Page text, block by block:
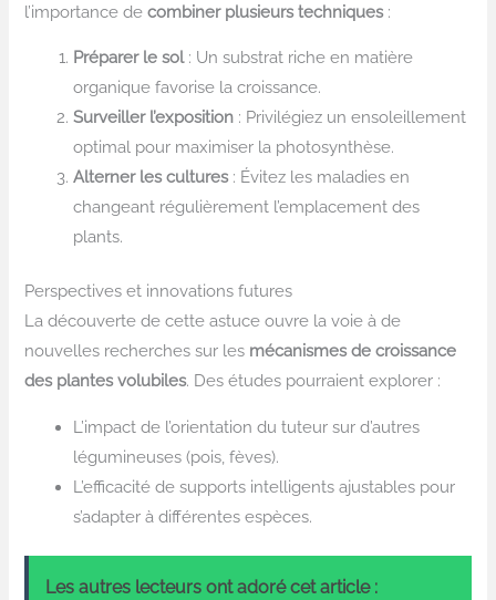
l’importance decombiner plusieurs techniques:
Préparer le sol: Un substrat riche en matière
organique favorise la croissance.
Surveiller l’exposition : Privilégiez un ensoleillement
optimal pour maximiser la photosynthèse.
Alterner les cultures: Évitez les maladies en
changeant régulièrement l’emplacement des
plants.
Perspectives et innovations futures
La découverte de cette astuce ouvre la voie à de
nouvelles recherches sur les mécanismes de croissance
des plantes volubiles. Des études pourraient explorer :
L’impact de l’orientation du tuteur sur d’autres
légumineuses (pois, fèves).
L’efficacité de supports intelligents ajustables pour
s’adapter à différentes espèces.
Les autres lecteurs ont adoré cet article :